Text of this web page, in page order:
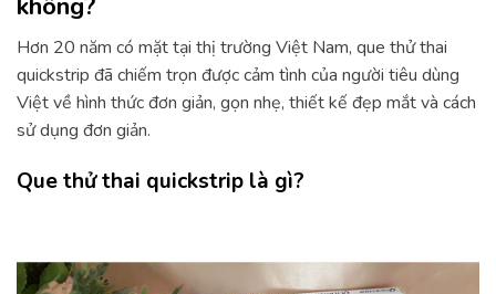
Hơn 20 năm có mặt tại thị trường Việt Nam, que thử thai
quickstrip đã chiếm trọn được cảm tình của người tiêu dùng
Việt về hình thức đơn giản, gọn nhẹ, thiết kế đẹp mắt và cách
sử dụng đơn giản.
Que thử thai quickstrip là gì?